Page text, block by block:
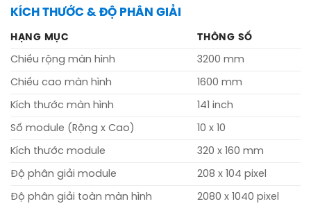
KÍCH THƯỚC & ĐỘ PHÂN GIẢI
HẠNG MỤC
THÔNG SỐ
Chiều rộng màn hình
3200 mm
Chiều cao màn hình 1600 mm
Kích thước màn hình 141 inch
Số module (Rộng x Cao) 10 x 10
Kích thước module 320 x 160 mm
Độ phân giải module 208 x 104 pixel
Độ phân giải toàn màn hình 2080 x 1040 pixel